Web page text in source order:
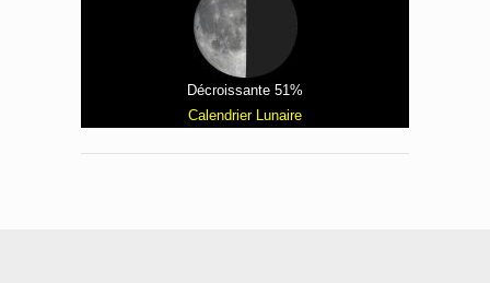
Décroissante 51%
Calendrier Lunaire